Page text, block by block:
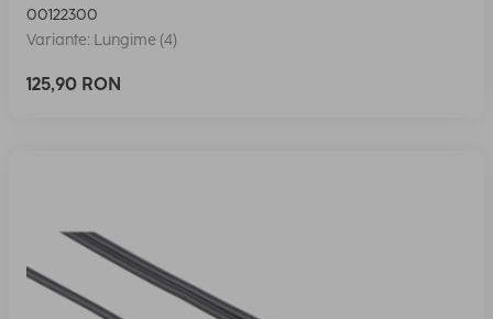
00122300
Variante: Lungime (4)
125,90 RON